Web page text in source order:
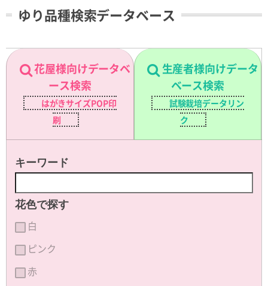
ゆり品種検索データベース
花屋様向けデータベ
ース検索
はがきサイズPOP印
刷
生産者様向けデータ
ベース検索
試験栽培データリン
ク
キーワード
花色で探す
白
ピンク
赤